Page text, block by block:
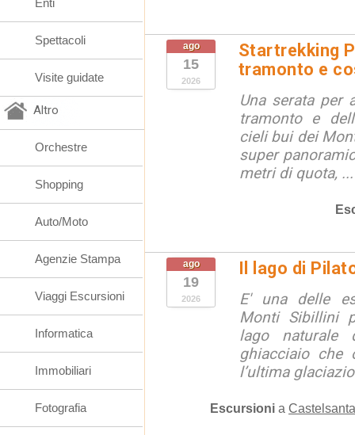
ago
15
2026
Startrekking
tramonto e
Una serata per
tramonto e
cieli bui dei
super
metri di quota, ...
ago
19
2026
Il lago di
E' una delle
Monti Sibillini
lago naturale
ghiacciaio che
l’ultima
Escursioni a
Enti
Spettacoli
Visite guidate
Altro
Orchestre
Shopping
Auto/Moto
Agenzie Stampa
Viaggi Escursioni
Informatica
Immobiliari
Fotografia